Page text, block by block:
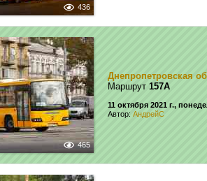
436
465
Днепропетровская
Маршрут 157А
11 октября 2021 г.,
Автор: АндрейС